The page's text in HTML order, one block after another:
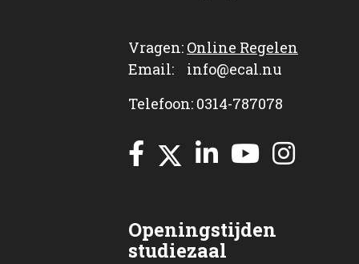
Vragen: Online Regelen
Email: info@ecal.nu
Telefoon: 0314-787078
Openingstijden
studiezaal